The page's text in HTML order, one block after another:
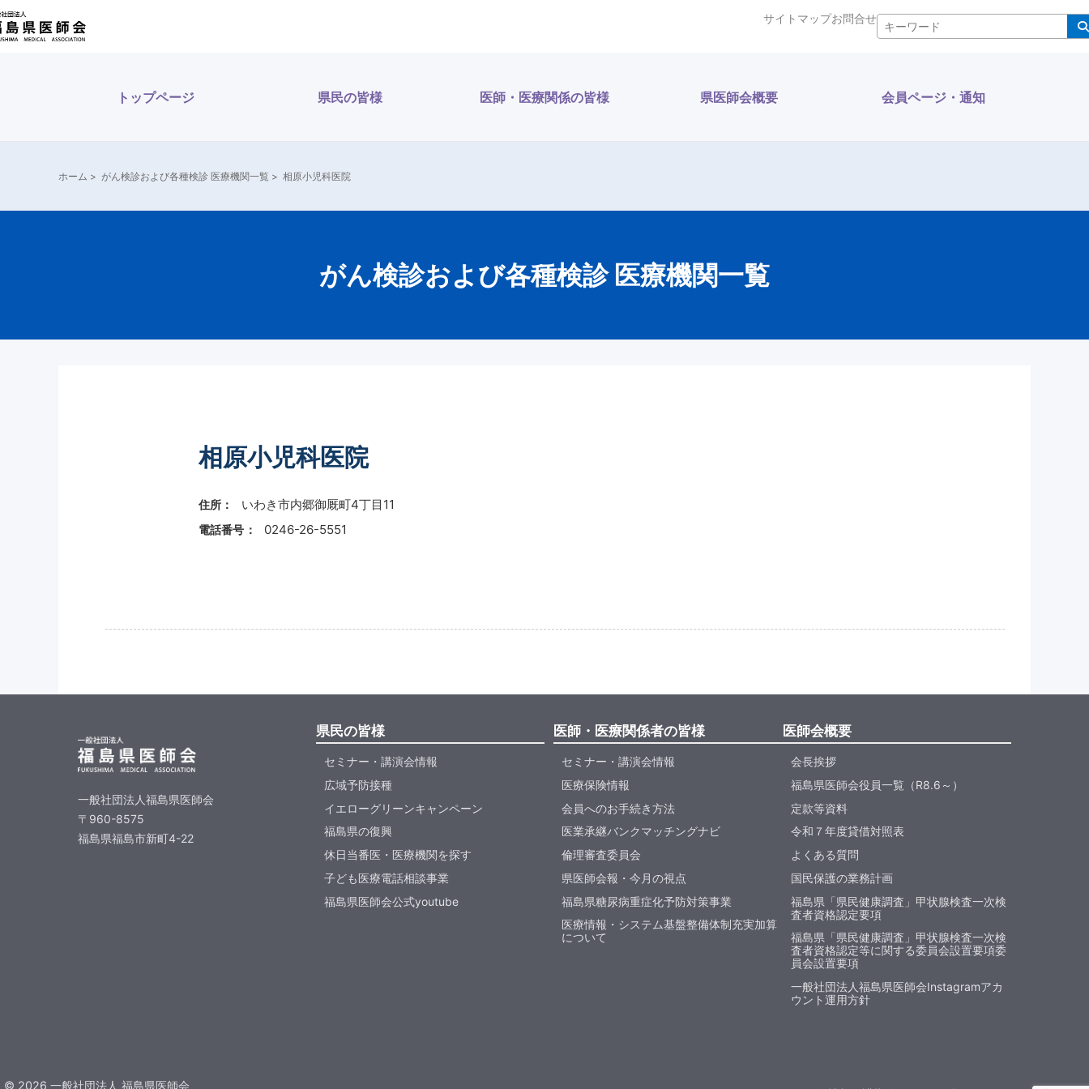
内
容
サイトマップお問合せ
検索
トップページ 県民の皆様 医師・医療関係の皆様 県医師会概要 会員ページ・通知
ホーム > がん検診および各種検診 医療機関一覧 > 相原小児科医院
がん検診および各種検診 医療機関一覧
相原小児科医院
住所： いわき市内郷御厩町4丁目11
電話番号： 0246-26-5551
一般社団法人福島県医師会
〒960-8575
福島県福島市新町4-22
県民の皆様
セミナー・講演会情報
広域予防接種
イエローグリーンキャンペーン
福島県の復興
休日当番医・医療機関を探す
子ども医療電話相談事業
福島県医師会公式youtube
医師・医療関係者の皆様
セミナー・講演会情報
医療保険情報
会員へのお手続き方法
医業承継バンクマッチングナビ
倫理審査委員会
県医師会報・今月の視点
福島県糖尿病重症化予防対策事業
医療情報・システム基盤整備体制充実加算
について
医師会概要
会長挨拶
福島県医師会役員一覧（R8.6～）
定款等資料
令和７年度貸借対照表
よくある質問
国民保護の業務計画
福島県「県民健康調査」甲状腺検査一次検
査者資格認定要項
福島県「県民健康調査」甲状腺検査一次検
査者資格認定等に関する委員会設置要項委
員会設置要項
一般社団法人福島県医師会Instagramアカ
ウント運用方針
© 2026 一般社団法人 福島県医師会